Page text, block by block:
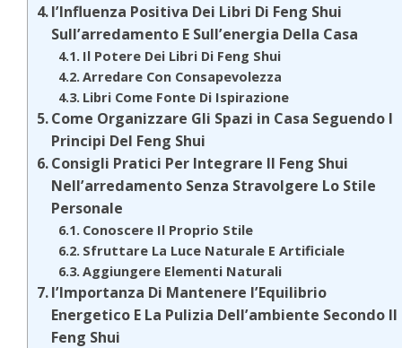
l’Influenza Positiva Dei Libri Di Feng Shui
Sull’arredamento E Sull’energia Della Casa
Il Potere Dei Libri Di Feng Shui
Arredare Con Consapevolezza
Libri Come Fonte Di Ispirazione
Come Organizzare Gli Spazi in Casa Seguendo I
Principi Del Feng Shui
Consigli Pratici Per Integrare Il Feng Shui
Nell’arredamento Senza Stravolgere Lo Stile
Personale
Conoscere Il Proprio Stile
Sfruttare La Luce Naturale E Artificiale
Aggiungere Elementi Naturali
l’Importanza Di Mantenere l’Equilibrio
Energetico E La Pulizia Dell’ambiente Secondo Il
Feng Shui